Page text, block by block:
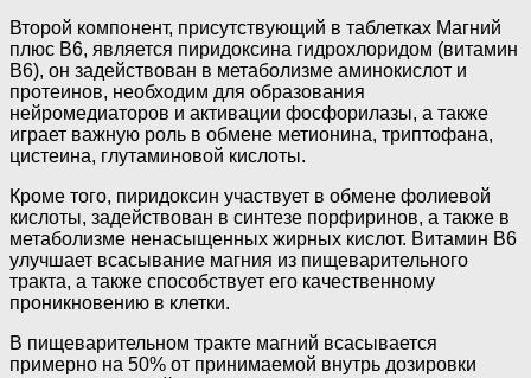
Второй компонент, присутствующий в таблетках Магний
плюс В6, является пиридоксина гидрохлоридом (витамин
В6), он задействован в метаболизме аминокислот и
протеинов, необходим для образования
нейромедиаторов и активации фосфорилазы, а также
играет важную роль в обмене метионина, триптофана,
цистеина, глутаминовой кислоты.
Кроме того, пиридоксин участвует в обмене фолиевой
кислоты, задействован в синтезе порфиринов, а также в
метаболизме ненасыщенных жирных кислот. Витамин В6
улучшает всасывание магния из пищеварительного
тракта, а также способствует его качественному
проникновению в клетки.
В пищеварительном тракте магний всасывается
примерно на 50% от принимаемой внутрь дозировки